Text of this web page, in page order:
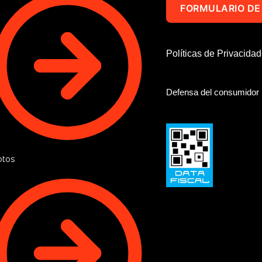
FORMULARIO
Políticas de
Defensa del consumidor